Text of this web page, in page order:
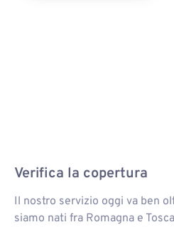
Short figcaption
Verifica la copertura
Il nostro servizio oggi va ben
siamo nati fra Romagna e